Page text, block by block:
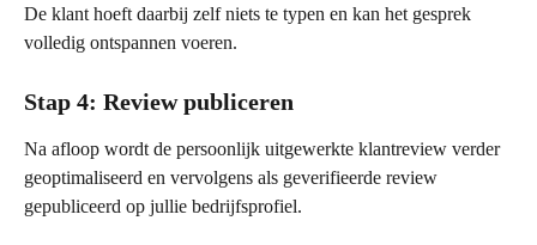
De klant hoeft daarbij zelf niets te typen en kan het gesprek
volledig ontspannen voeren.
Stap 4: Review publiceren
Na afloop wordt de persoonlijk uitgewerkte klantreview verder
geoptimaliseerd en vervolgens als geverifieerde review
gepubliceerd op jullie bedrijfsprofiel.